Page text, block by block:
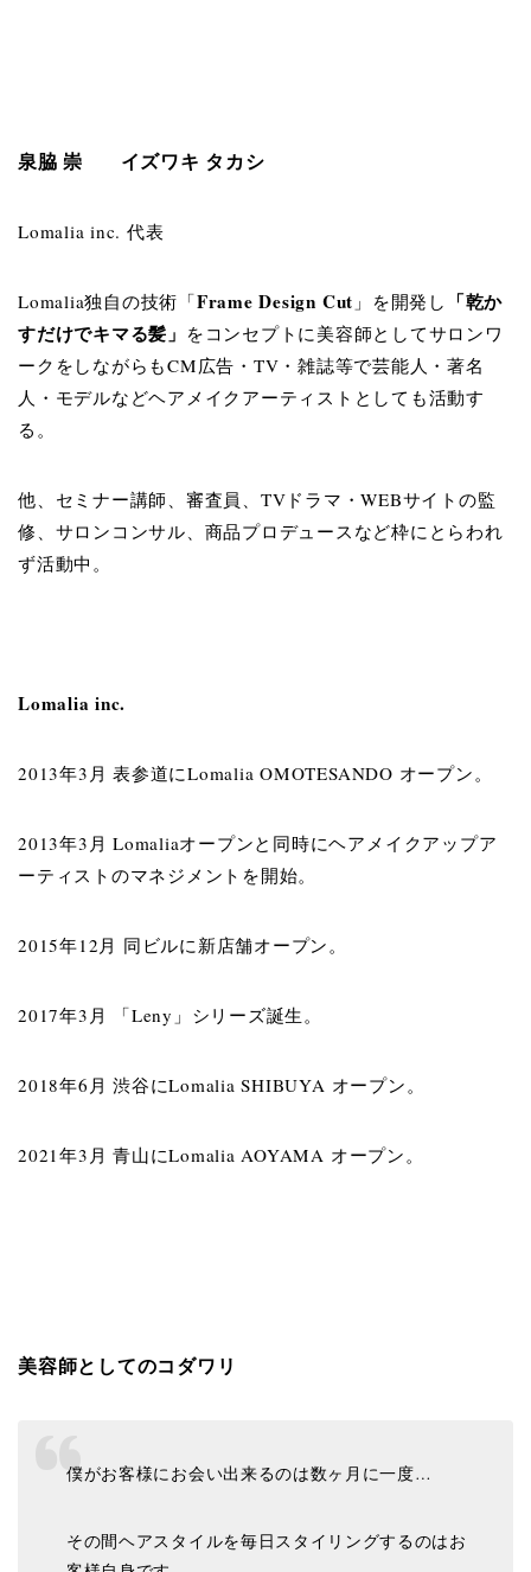
泉脇 崇 イズワキ タカシ
Lomalia inc. 代表
Lomalia独自の技術「Frame Design Cut 」 を開発し 「乾か
すだけでキマる髪」 をコンセプトに美容師としてサロンワ
ークをしながらもCM広告・TV・雑誌等で芸能人・著名
人・モデルなどヘアメイクアーティストとしても活動す
る。
他、セミナー講師、審査員、TVドラマ・WEBサイトの監
修、サロンコンサル、商品プロデュースなど枠にとらわれ
ず活動中。
Lomalia inc.
2013年3月 表参道にLomalia OMOTESANDO オープン。
2013年3月 Lomaliaオープンと同時にヘアメイクアップア
ーティストのマネジメントを開始。
2015年12月 同ビルに新店舗オープン。
2017年3月 「Leny」シリーズ誕生。
2018年6月 渋谷にLomalia SHIBUYA オープン。
2021年3月 青山にLomalia AOYAMA オープン。
美容師としてのコダワリ
僕がお客様にお会い出来るのは数ヶ月に一度…
その間ヘアスタイルを毎日スタイリングするのはお